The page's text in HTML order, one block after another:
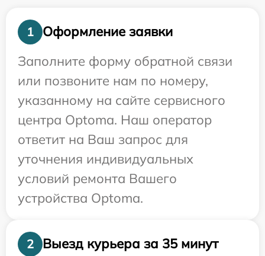
1
Оформление заявки
Заполните форму обратной связи
или позвоните нам по номеру,
указанному на сайте сервисного
центра Optoma. Наш оператор
ответит на Ваш запрос для
уточнения индивидуальных
условий ремонта Вашего
устройства Optoma.
2 Выезд курьера за 35 минут